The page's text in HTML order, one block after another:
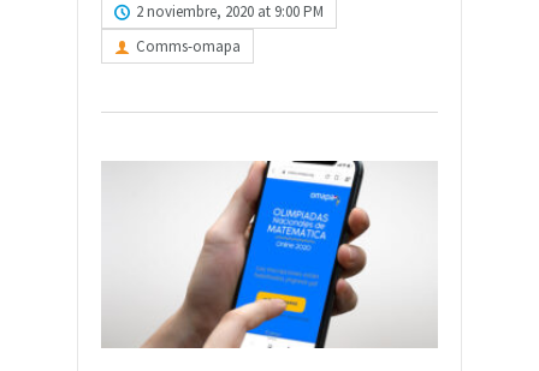
2 noviembre, 2020 at 9:00 PM
Comms-omapa